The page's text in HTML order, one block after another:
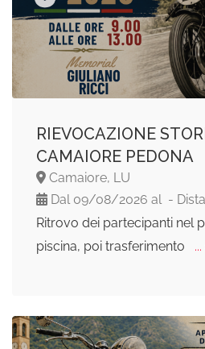
RIEVOCAZIONE
CAMAIORE PEDONA
Camaiore, LU
Dal 09/08/2026 al -
Ritrovo dei partecipanti nel
piscina, poi trasferimento